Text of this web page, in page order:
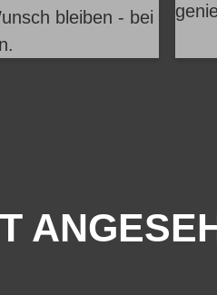
bleiben - bei